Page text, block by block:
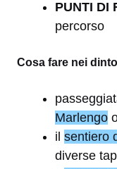
PUNTI DI
percorso
Cosa fare nei
Marlengo
il sentiero
diverse